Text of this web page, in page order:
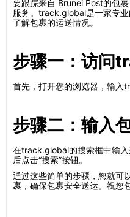
要跟踪来自 Brunei Post的包
服务。track.global是一家专
了解包裹的运送情况。
步骤一：访问
首先，打开您的浏览器，输入
步骤二：输入
在track.global的搜索框中输
后点击“搜索”按钮。
通过这些简单的步骤，您就可
裹，确保包裹安全送达。祝您